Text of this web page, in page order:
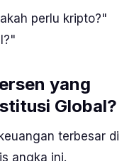
perlu kripto?"
yang
Global?
terbesar di
angka ini.